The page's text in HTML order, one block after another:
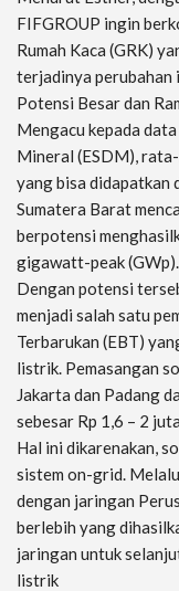
FIFGROUP ingin
Rumah Kaca (GRK)
terjadinya perubahan
Potensi Besar dan
Mengacu kepada
Mineral (ESDM),
yang bisa didapatkan
Sumatera Barat
berpotensi
gigawatt-peak (GWp).
Dengan potensi
menjadi salah satu
Terbarukan (EBT)
listrik. Pemasangan
Jakarta dan Padang
sebesar Rp 1,6 – 2
Hal ini dikarenakan,
sistem on-grid.
dengan jaringan
berlebih yang
jaringan untuk
listrik